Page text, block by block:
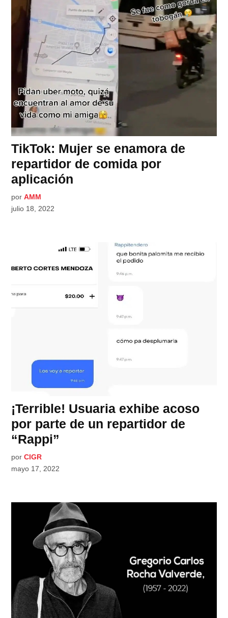
TikTok: Mujer se enamora de
repartidor de comida por
aplicación
por AMM
julio 18, 2022
¡Terrible! Usuaria exhibe acoso
por parte de un repartidor de
“Rappi”
por CIGR
mayo 17, 2022